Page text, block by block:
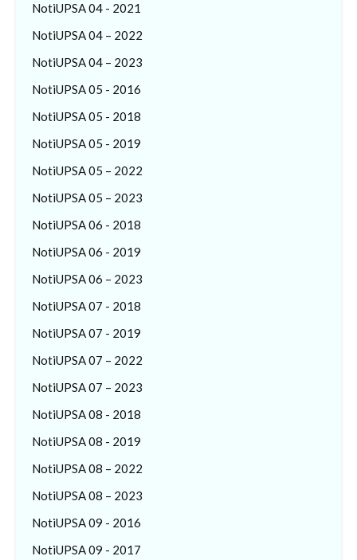
NotiUPSA 04 - 2021
NotiUPSA 04 – 2022
NotiUPSA 04 – 2023
NotiUPSA 05 - 2016
NotiUPSA 05 - 2018
NotiUPSA 05 - 2019
NotiUPSA 05 – 2022
NotiUPSA 05 – 2023
NotiUPSA 06 - 2018
NotiUPSA 06 - 2019
NotiUPSA 06 – 2023
NotiUPSA 07 - 2018
NotiUPSA 07 - 2019
NotiUPSA 07 – 2022
NotiUPSA 07 – 2023
NotiUPSA 08 - 2018
NotiUPSA 08 - 2019
NotiUPSA 08 – 2022
NotiUPSA 08 – 2023
NotiUPSA 09 - 2016
NotiUPSA 09 - 2017